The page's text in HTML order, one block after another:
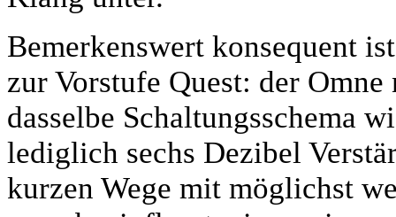
Bemerkenswert konsequent
zur Vorstufe Quest: der
dasselbe Schaltungsschema
lediglich sechs Dezibel
kurzen Wege mit möglichst